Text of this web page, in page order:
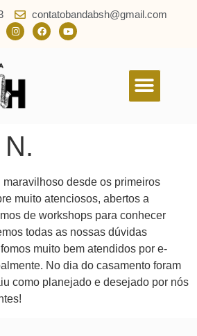
contatobandabsh@gmail.com
desde os primeiros
muito atenciosos, abertos a
de workshops para conhecer
todas as nossas dúvidas
muito bem atendidos por e-
No dia do casamento foram
como planejado e desejado por nós